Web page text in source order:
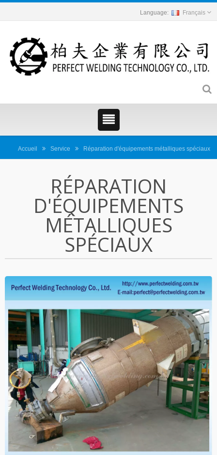
Français
Accueil Service Réparation d'équipements métalliques spéciaux
RÉPARATION
D'ÉQUIPEMENTS
MÉTALLIQUES
SPÉCIAUX